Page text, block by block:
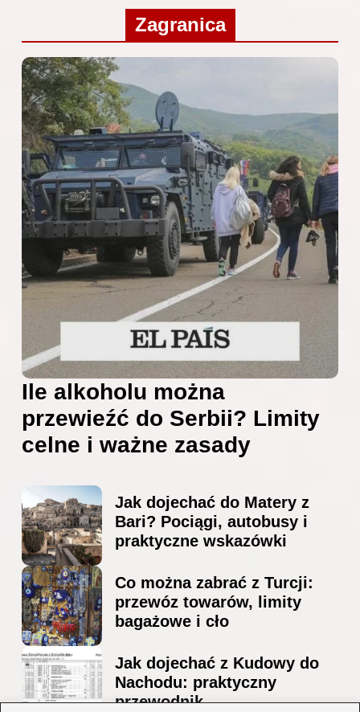
Zagranica
Ile alkoholu można
przewieźć do Serbii? Limity
celne i ważne zasady
Jak dojechać do Matery z
Bari? Pociągi, autobusy i
praktyczne wskazówki
Co można zabrać z Turcji:
przewóz towarów, limity
bagażowe i cło
Jak dojechać z Kudowy do
Nachodu: praktyczny
przewodnik